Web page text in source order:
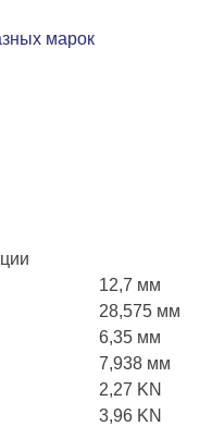
марок
12,7 мм
28,575 мм
6,35 мм
7,938 мм
2,27 KN
3,96 KN